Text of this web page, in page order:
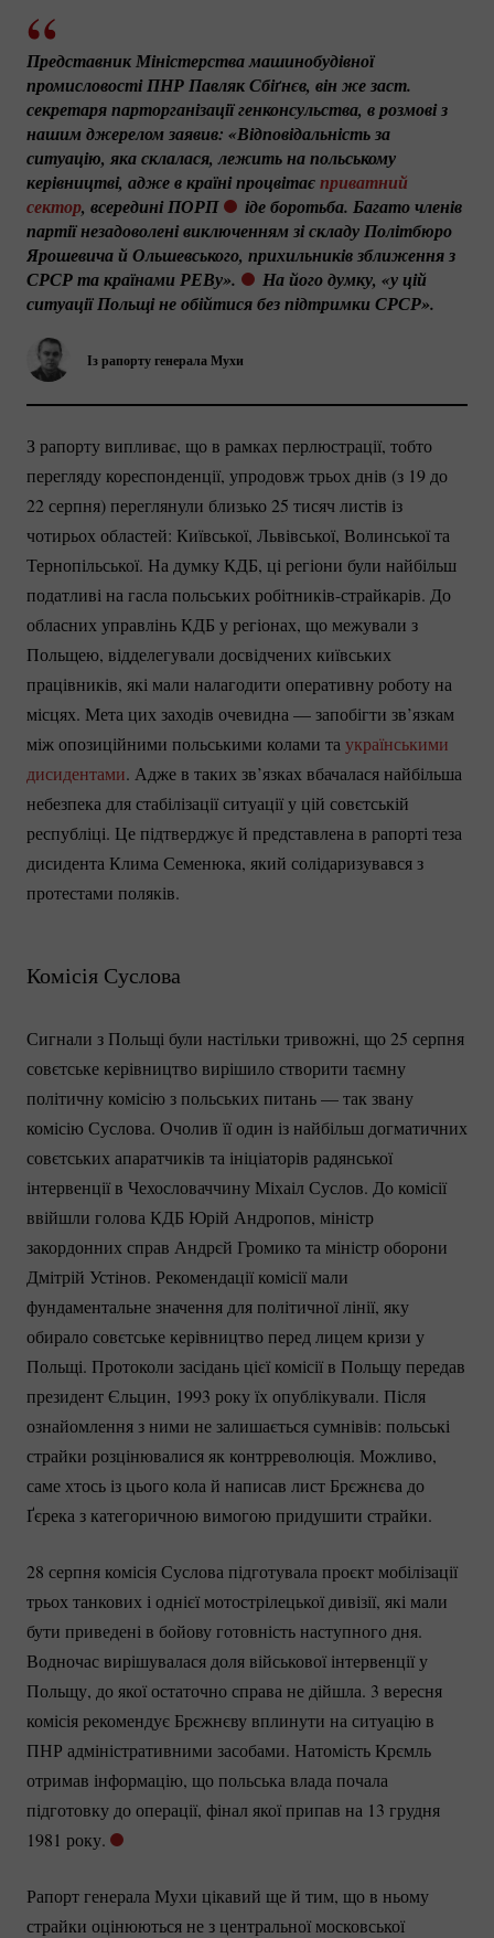
Із рапорту генерала Мухи
Представник Міністерства машинобудівної
промисловості ПНР Павляк Сбіґнєв, він же заст.
секретаря парторганізації генконсульства, в розмові з
нашим джерелом заявив: «Відповідальність за
ситуацію, яка склалася, лежить на польському
керівництві, адже в країні процвітає приватний
сектор, всередині ПОРП
іде боротьба. Багато членів
партії незадоволені виключенням зі складу Політбюро
Ярошевича й Ольшевського, прихильників зближення з
СРСР та країнами РЕВу».
На його думку, «у цій
ситуації Польщі не обійтися без підтримки СРСР».
З рапорту випливає, що в рамках перлюстрації, тобто
перегляду кореспонденції, упродовж трьох днів (з 19 до
22 серпня) переглянули близько 25 тисяч листів із
чотирьох областей: Київської, Львівської, Волинської та
Тернопільської. На думку КДБ, ці регіони були найбільш
податливі на гасла польських робітників-страйкарів. До
обласних управлінь КДБ у регіонах, що межували з
Польщею, відделегували досвідчених київських
працівників, які мали налагодити оперативну роботу на
місцях. Мета цих заходів очевидна — запобігти зв’язкам
між опозиційними польськими колами та українськими
дисидентами. Адже в таких зв’язках вбачалася найбільша
небезпека для стабілізації ситуації у цій совєтській
республіці. Це підтверджує й представлена в рапорті теза
дисидента Клима Семенюка, який солідаризувався з
протестами поляків.
Комісія Суслова
Сигнали з Польщі були настільки тривожні, що 25 серпня
совєтське керівництво вирішило створити таємну
політичну комісію з польських питань — так звану
комісію Суслова. Очолив її один із найбільш догматичних
совєтських апаратчиків та ініціаторів радянської
інтервенції в Чехословаччину Міхаіл Суслов. До комісії
ввійшли голова КДБ Юрій Андропов, міністр
закордонних справ Андрєй Громико та міністр оборони
Дмітрій Устінов. Рекомендації комісії мали
фундаментальне значення для політичної лінії, яку
обирало совєтське керівництво перед лицем кризи у
Польщі. Протоколи засідань цієї комісії в Польщу передав
президент Єльцин, 1993 року їх опублікували. Після
ознайомлення з ними не залишається сумнівів: польські
страйки розцінювалися як контрреволюція. Можливо,
саме хтось із цього кола й написав лист Брєжнєва до
Ґєрека з категоричною вимогою придушити страйки.
28 серпня комісія Суслова підготувала проєкт мобілізації
трьох танкових і однієї мотострілецької дивізії, які мали
бути приведені в бойову готовність наступного дня.
Водночас вирішувалася доля військової інтервенції у
Польщу, до якої остаточно справа не дійшла. 3 вересня
комісія рекомендує Брєжнєву вплинути на ситуацію в
ПНР адміністративними засобами. Натомість Крємль
отримав інформацію, що польська влада почала
підготовку до операції, фінал якої припав на 13 грудня
1981 року.
Рапорт генерала Мухи цікавий ще й тим, що в ньому
страйки оцінюються не з центральної московської